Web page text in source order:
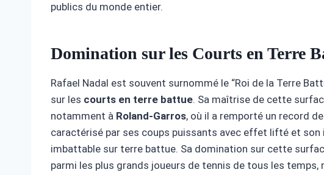
publics du monde entier.
Domination sur les Courts en Terre
Rafael Nadal est souvent surnommé le “Roi de la Terre
sur les courts en terre battue. Sa maîtrise de cette
notamment à Roland-Garros, où il a remporté un record de
caractérisé par ses coups puissants avec effet lifté et son
imbattable sur terre battue. Sa domination sur cette
parmi les plus grands joueurs de tennis de tous les